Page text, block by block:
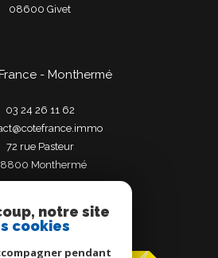
08600
givet
- Monthermé
03 24 26 11 62
72 rue Pasteur
monthermé
Adhérents
notre site
cookies
pendant